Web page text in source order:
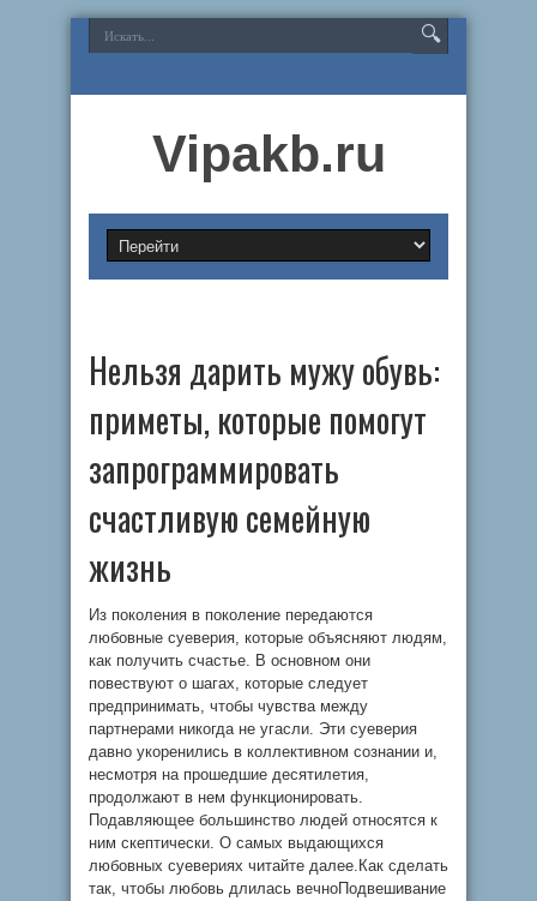
Vipakb.ru
Нельзя дарить мужу обувь:
приметы, которые помогут
запрограммировать
счастливую семейную
жизнь
Из поколения в поколение передаются
любовные суеверия, которые объясняют людям,
как получить счастье. В основном они
повествуют о шагах, которые следует
предпринимать, чтобы чувства между
партнерами никогда не угасли. Эти суеверия
давно укоренились в коллективном сознании и,
несмотря на прошедшие десятилетия,
продолжают в нем функционировать.
Подавляющее большинство людей относятся к
ним скептически. О самых выдающихся
любовных суевериях читайте далее.Как сделать
так, чтобы любовь длилась вечноПодвешивание